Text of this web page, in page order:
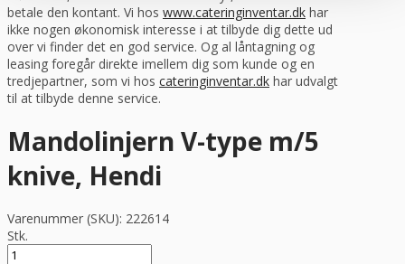
betale den kontant. Vi hos www.cateringinventar.dk har
ikke nogen økonomisk interesse i at tilbyde dig dette ud
over vi finder det en god service. Og al låntagning og
leasing foregår direkte imellem dig som kunde og en
tredjepartner, som vi hos cateringinventar.dk har udvalgt
til at tilbyde denne service.
Mandolinjern V-type m/5
knive, Hendi
Varenummer (SKU): 222614
Stk.